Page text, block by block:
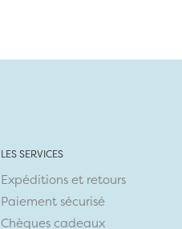
LES SERVICES
Expéditions et retours
Paiement sécurisé
Chèques cadeaux